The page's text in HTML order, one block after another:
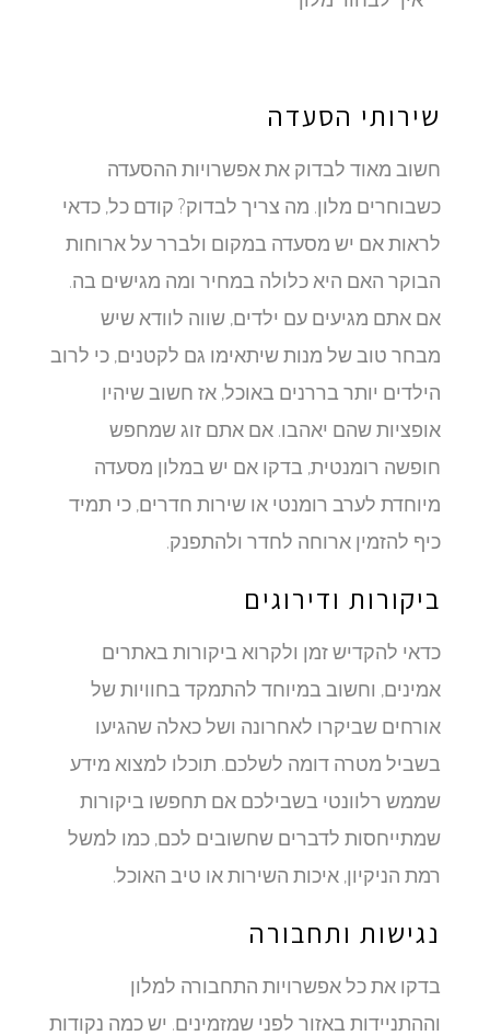
שירותי הסעדה
חשוב מאוד לבדוק את אפשרויות ההסעדה
כשבוחרים מלון. מה צריך לבדוק? קודם כל, כדאי
לראות אם יש מסעדה במקום ולברר על ארוחות
הבוקר האם היא כלולה במחיר ומה מגישים בה.
אם אתם מגיעים עם ילדים, שווה לוודא שיש
מבחר טוב של מנות שיתאימו גם לקטנים, כי לרוב
הילדים יותר בררנים באוכל, אז חשוב שיהיו
אופציות שהם יאהבו. אם אתם זוג שמחפש
חופשה רומנטית, בדקו אם יש במלון מסעדה
מיוחדת לערב רומנטי או שירות חדרים, כי תמיד
כיף להזמין ארוחה לחדר ולהתפנק.
ביקורות ודירוגים
כדאי להקדיש זמן ולקרוא ביקורות באתרים
אמינים, וחשוב במיוחד להתמקד בחוויות של
אורחים שביקרו לאחרונה ושל כאלה שהגיעו
בשביל מטרה דומה לשלכם. תוכלו למצוא מידע
שממש רלוונטי בשבילכם אם תחפשו ביקורות
שמתייחסות לדברים שחשובים לכם, כמו למשל
רמת הניקיון, איכות השירות או טיב האוכל.
נגישות ותחבורה
בדקו את כל אפשרויות התחבורה למלון
וההתניידות באזור לפני שמזמינים. יש כמה נקודות